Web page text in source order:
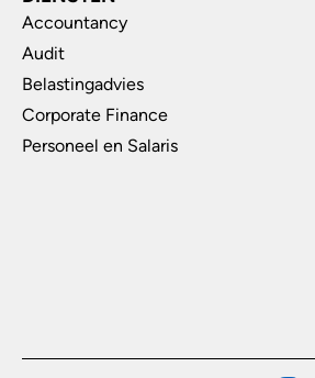
Accountancy
Audit
Belastingadvies
Corporate Finance
Personeel en Salaris